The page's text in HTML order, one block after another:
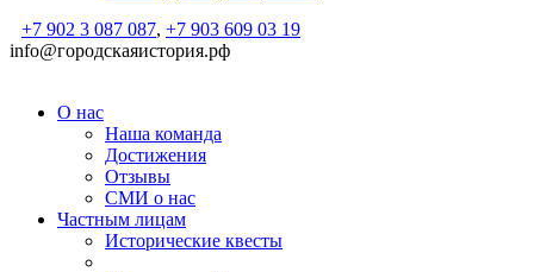
+7 902 3 087 087, +7 903 609 03 19
info@городскаяистория.рф
О нас
Наша команда
Достижения
Отзывы
СМИ о нас
Частным лицам
Исторические квесты